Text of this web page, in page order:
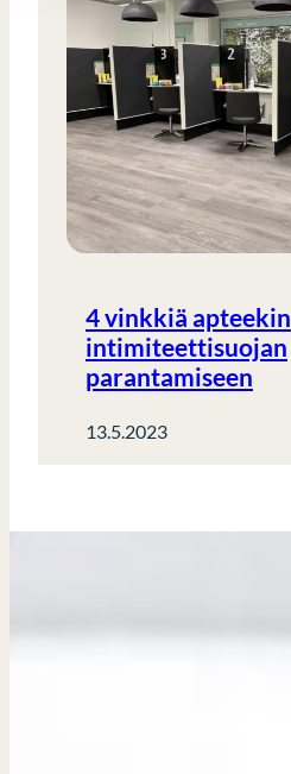
4 vinkkiä apteekin
intimiteettisuojan
parantamiseen
13.5.2023